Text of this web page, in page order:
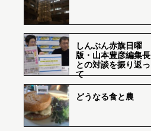
しんぶん赤旗日曜
版・山本豊彦編集長
との対談を振り返っ
て
どうなる食と農